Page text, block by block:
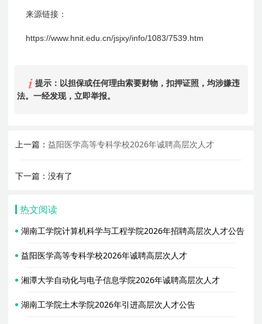
来源链接：
https://www.hnit.edu.cn/jsjxy/info/1083/7539.htm
提示：以担保或任何理由索要财物，扣押证照，均涉嫌违
法。一经发现，立即举报。
上一篇：益阳医学高等专科学校2026年诚聘高层次人才
下一篇：没有了
热文阅读
湖南工学院计算机科学与工程学院2026年招聘高层次人才公告
益阳医学高等专科学校2026年诚聘高层次人才
湘潭大学自动化与电子信息学院2026年诚聘高层次人才
湖南工学院土木学院2026年引进高层次人才公告